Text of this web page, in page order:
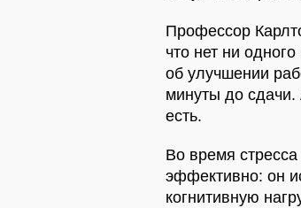
Профессор
что нет ни
об улучшении
минуты до сдачи.
есть.
Во время
эффективно: он
когнитивную